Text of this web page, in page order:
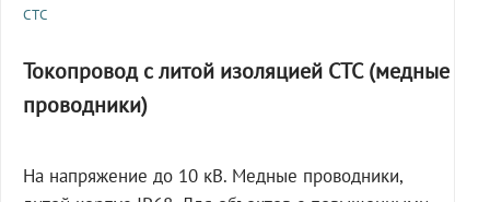
СТС
Токопровод с литой изоляцией СТС (медные
проводники)
На напряжение до 10 кВ. Медные проводники,